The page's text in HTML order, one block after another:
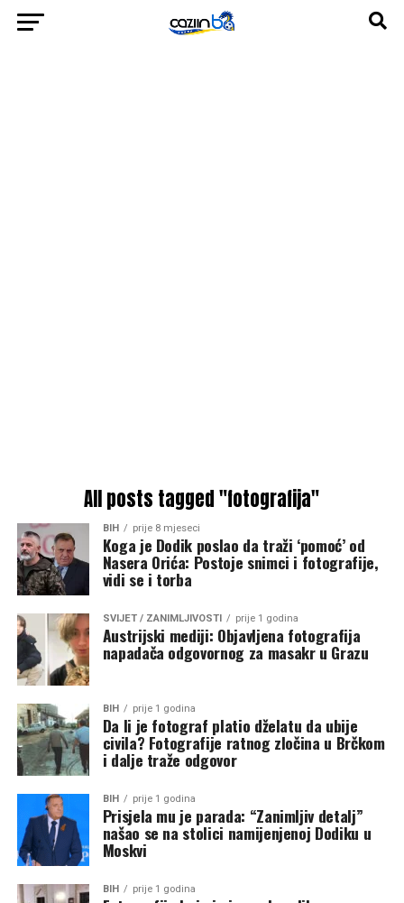
All posts tagged "fotografija"
BIH prije 8 mjeseci
Koga je Dodik poslao da traži ‘pomoć’ od
Nasera Orića: Postoje snimci i fotografije,
vidi se i torba
SVIJET / ZANIMLJIVOSTI prije 1 godina
Austrijski mediji: Objavljena fotografija
napadača odgovornog za masakr u Grazu
BIH prije 1 godina
Da li je fotograf platio dželatu da ubije
civila? Fotografije ratnog zločina u Brčkom
i dalje traže odgovor
BIH prije 1 godina
Prisjela mu je parada: “Zanimljiv detalj”
našao se na stolici namijenjenoj Dodiku u
Moskvi
BIH prije 1 godina